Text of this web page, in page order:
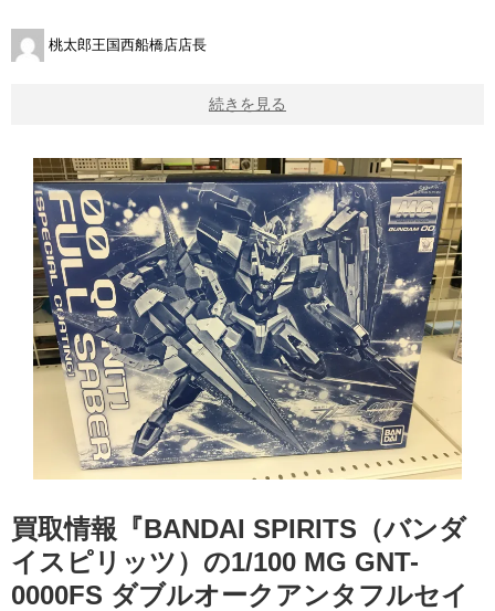
桃太郎王国西船橋店店長
続きを見る
買取情報『BANDAI ​SPIRITS（バンダ
イスピリッツ）の1/100 ​MG ​GNT-
0000FS ​ダブルオークアンタフルセイ